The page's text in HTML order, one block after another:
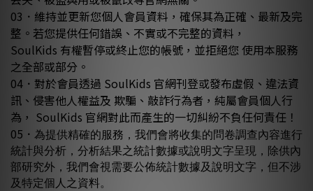
03．維持並更新您個人會員資料，確保其為正確、最新及完
整。若您提供任何錯誤、不實或不完整的資料，
SoulKids 有權暫停或終止您的帳號，並拒絕您 使用本服務
之全部或部分。
04．對於會員透過 SoulKids 官網刊登或發布虛假、違法資
訊、侵害他人權益及 欺騙、敲詐行為者，純屬會員個人行
為， SoulKids 官網對此而產生的一切糾紛不負任何責任！
05 ． 為提供精確的服務，我們會將收集的問卷調查內容進行
統計與分析，分析結果之統計數據或說明文字呈現，除供內
部研究外，我們會視需要公佈統計數據及說明文字，但不涉
及特定個人之資料。